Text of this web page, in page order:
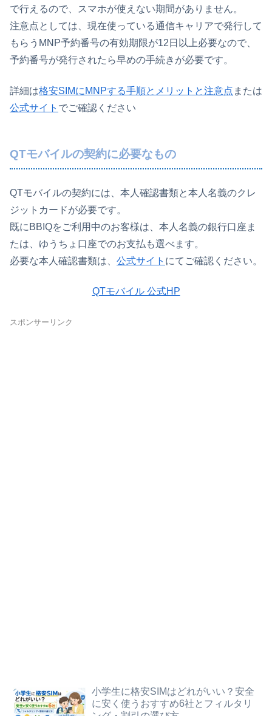
で行えるので、スマホが使えない期間がありません。
注意点としては、現在使っている通信キャリアで発行して
もらうMNP予約番号の有効期限が12日以上必要なので、
予約番号が発行されたら早めの手続きが必要です。
詳細は格安SIMにMNPする手順とメリットと注意点 または
公式サイト でご確認ください
QTモバイルの契約に必要なもの
QTモバイルの契約には、本人確認書類と本人名義のクレ
ジットカードが必要です。
既にBBIQをご利用中のお客様は、本人名義の銀行口座ま
たは、ゆうちょ口座でのお支払も選べます。
必要な本人確認書類は、 公式サイト にてご確認ください。
QTモバイル 公式HP
スポンサーリンク
小学生に格安SIMはどれがいい？安全
に安く使うおすすめ6社とフィルタリ